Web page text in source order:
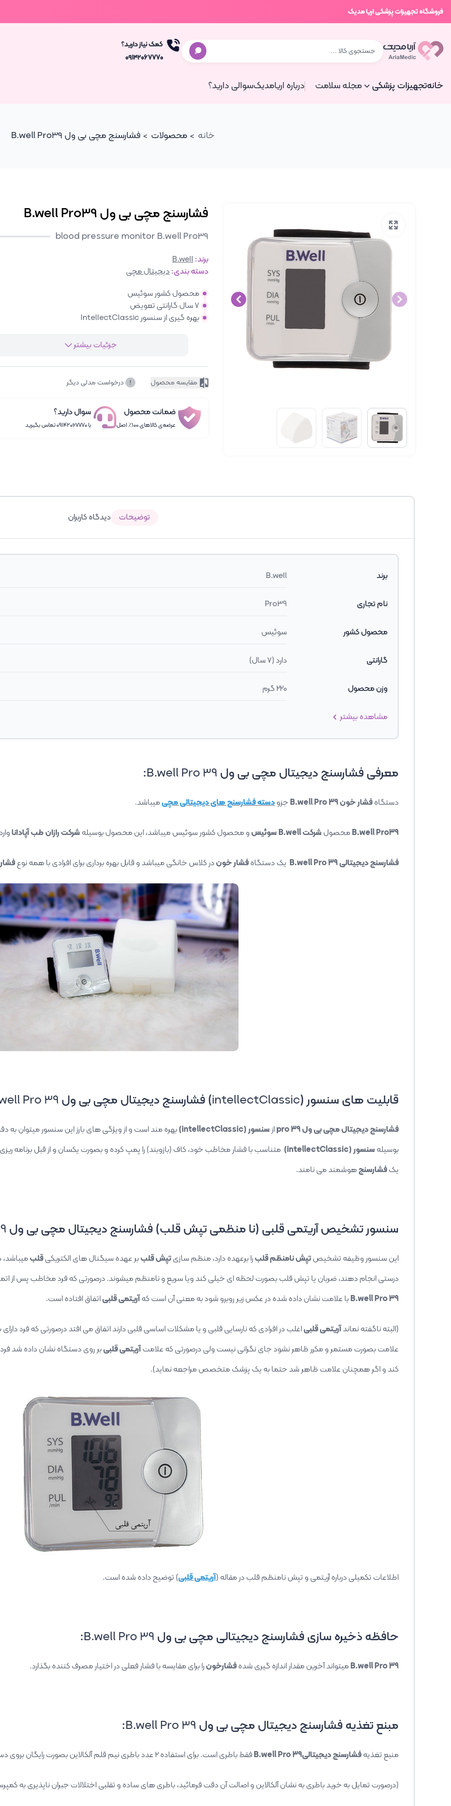
فروشگاه تجهیزات پزشکی اریا مدیک
کمک نیاز دارید؟
۰۹۱۴۲۰۶۷۷۷۰
خانهتجهیزات پزشکی مجله سلامت درباره اریامدیکسوالی دارید؟
خانه محصولات فشارسنج مچی بی ول B.well Pro39
فشارسنج مچی بی ول B.well Pro39
blood pressure monitor B.well Pro39
برند:B.well
دسته بندی:دیجیتال مچی
محصول کشور سوئیس
بهره گیری از سنسور IntellectClassic
جزئیات بیشتر
مقایسه محصول درخواست مدلی دیگر
ضمانت محصول
عرضه‌ی کالاهای ۱۰۰٪ اصل
سوال دارید؟
با ۰۹۱۴۲۰۶۷۷۷۰ تماس بگیرید
توضیحات دیدگاه کاربران
برند B.well
نام تجاری Pro39
محصول کشور سوئیس
گارانتی دارد (7 سال)
وزن محصول 220 گرم
مشاهده بیشتر
معرفی فشارسنج دیجیتال مچی بی ولB.well Pro 39
:
دستگاهفشار خون B.well Pro 39 جزودسته فشارسنج های دیجیتالی مچیمیباشد.
B.well Pro39محصول شرکت B.well سوئیس و محصول کشور سوئیس میباشد، این محصول بوسیله شرکت رازان طب آپادانا
فشارسنج دیجیتالی B.well Pro 39 یک دستگاهفشار خوندر کلاس خانگی میباشد و قابل بهره برداری برای افرادی با همه نوع
قابلیت های سنسور (intellectClassic) فشارسنج دیجیتال مچی بی ولPro 39
فشارسنج دیجیتال مچی بی ول pro 39 از سنسور (intellectClassic)
بهره مند است و از ویژگی های بارز این سنسور میتوان به
بوسیله سنسور (intellectClassic)
متناسب با فشار مخاطب خود، کاف (بازوبند) را پمپ کرده و بصورت یکسان و از قبل برنامه
یکفشارسنجهوشمند می نامند.
سنسور تشخیص آریتمی قلبی (نا منظمی تپش قلب) فشارسنج دیجیتال مچی بی ول
این سنسور وظیفه تشخیصتپش نامنظم قلبرا برعهده دارد، منظم سازیتپش قلببر عهده سیگنال های الکتریکیقلبمیباشد،
درستی انجام دهند، ضربان یا تپش قلب بصورت لحظه ای خیلی کند ویا سریع و نامنظم میشوند. درصورتی که فرد مخاطب پس از
B.well Pro 39با علامت نشان داده شده در عکس زیر روبرو شود به معنی آن است کهآریتمی قلبیاتفاق افتاده است.
(البته ناگفته نماندآریتمی قلبیاغلب در افرادی که نارسایی قلبی و یا مشکلات اساسی قلبی دارند اتفاق می افتد درصورتی که فرد
علامت بصورت مستمر و مکرر ظاهر نشود جای نگرانی نیست ولی درصورتی که علامتآریتمی قلبی
کند و اگر همچنان علامت ظاهر شد حتما به یک پزشک متخصص مراجعه نماید).
اطلاعات تکمیلی درباره آریتمی و تپش نامنظم قلب در مقاله (آریتمی قلبی) توضیح داده شده است.
حافظه ذخیره سازی فشارسنج دیجیتالی مچی بی ولB.well Pro 39
:
B.well Pro 39میتواند آخرین مقدار اندازه گیری شدهفشارخونرا برای مقایسه با فشار فعلی در اختیار مصرف کننده بگذارد.
مبنع تغذیه فشارسنج دیجیتال مچی بی ولB.well Pro 39
:
منبع تغذیهفشارسنج دیجیتالیB.well Pro 39 فقط باطری است. برای استفاده 2 عدد باطری نیم قلم آلکالاین بصورت رایگان بروی دستگاه گذاشتند.
(درصورت تمایل به خرید باطری به نشان آلکالاین و اصالت آن دقت فرمائید، باطری های ساده و تقلبی اختلالات جبران ناپذیری به